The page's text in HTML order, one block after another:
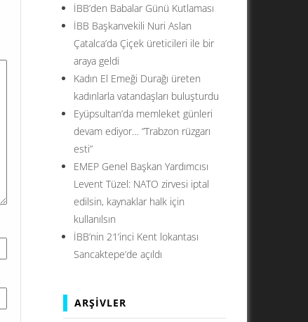
İBB’den Babalar Günü Kutlaması
İBB Başkanvekili Nuri Aslan
Çatalca’da Çiçek üreticileri ile bir
araya geldi
Kadın El Emeği Durağı üreten
kadınlarla vatandaşları buluşturdu
Eyüpsultan’da memleket günleri
devam ediyor… ”Trabzon rüzgarı
esti”
EMEP Genel Başkan Yardımcısı
Levent Tüzel: NATO zirvesi iptal
edilsin, kaynaklar halk için
kullanılsın
İBB’nin 21’inci Kent lokantası
Sancaktepe’de açıldı
ARŞIVLER